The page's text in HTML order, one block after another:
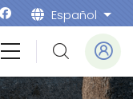
Español